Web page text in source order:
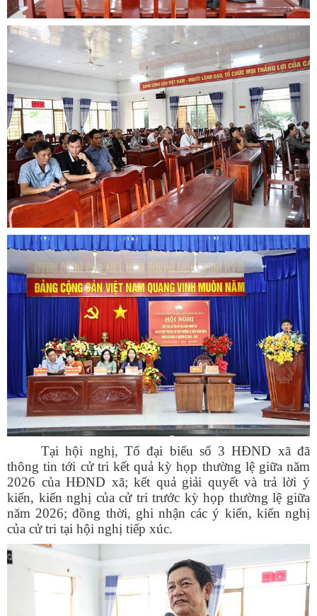
Tại hội nghị, Tổ đại biểu số 3 HĐND xã đã
thông tin tới cử tri kết quả kỳ họp thường lệ giữa năm
2026 của HĐND xã; kết quả giải quyết và trả lời ý
kiến, kiến nghị của cử tri trước kỳ họp thường lệ giữa
năm 2026; đồng thời, ghi nhận các ý kiến, kiến nghị
của cử tri tại hội nghị tiếp xúc.